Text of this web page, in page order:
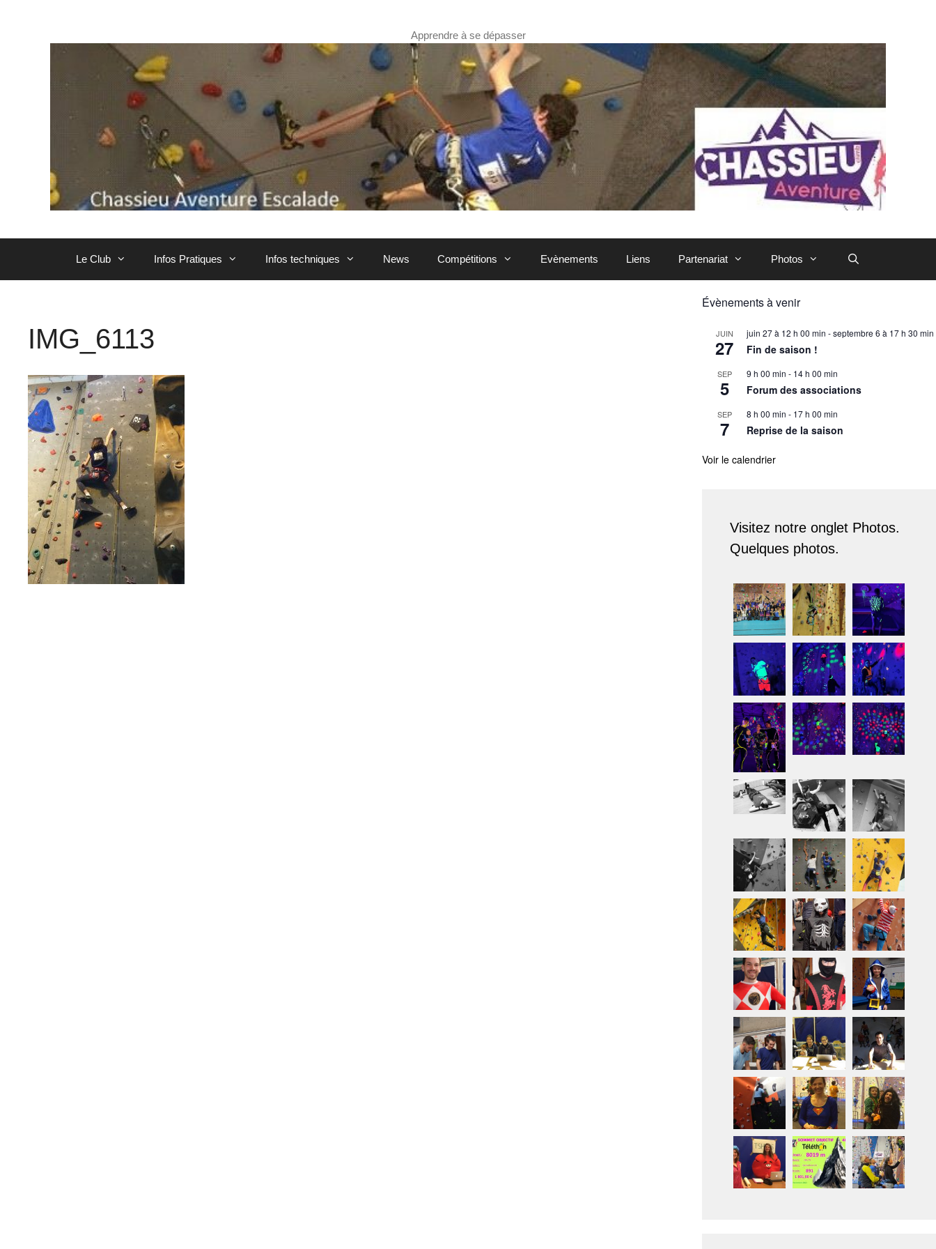
Apprendre à se dépasser
Le Club Infos Pratiques Infos techniques News Compétitions Evènements Liens Partenariat Photos
IMG_6113
Évènements à venir
JUIN
27
juin 27 à 12 h 00 min -septembre 6 à 17 h 30 min
Fin de saison !
SEP
5
9 h 00 min - 14 h 00 min
Forum des associations
SEP
7
8 h 00 min - 17 h 00 min
Reprise de la saison
Voir le calendrier
Visitez notre onglet Photos.
Quelques photos.